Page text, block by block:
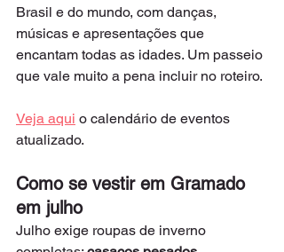
Brasil e do mundo, com danças,
músicas e apresentações que
encantam todas as idades. Um passeio
que vale muito a pena incluir no roteiro.
Veja aqui o calendário de eventos
atualizado.
Como se vestir em Gramado
em julho
Julho exige roupas de inverno